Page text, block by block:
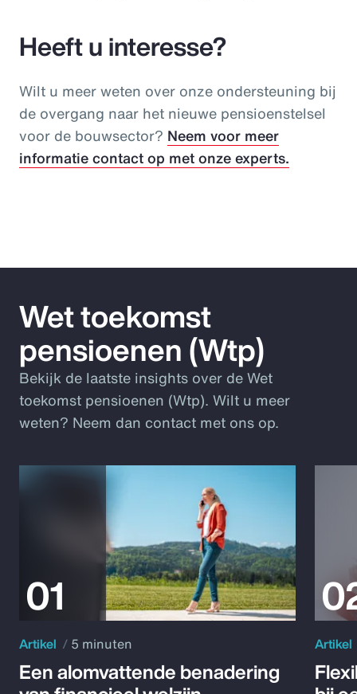
Heeft u interesse?
Wilt u meer weten over onze ondersteuning bij
de overgang naar het nieuwe pensioenstelsel
voor de bouwsector? Neem voor meer
informatie contact op met onze experts.
Wet toekomst
pensioenen (Wtp)
Bekijk de laatste insights over de Wet
toekomst pensioenen (Wtp). Wilt u meer
weten? Neem dan contact met ons op.
Artikel 5 minuten
Een alomvattende benadering
Artikel